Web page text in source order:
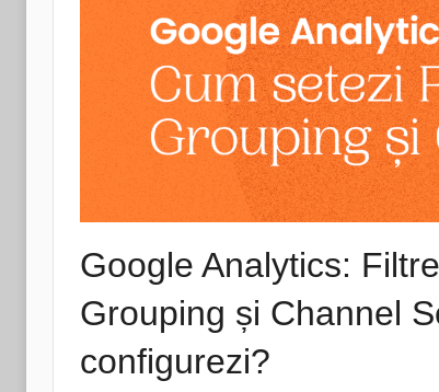
Google Analytics:
Grouping și Channel
configurezi?